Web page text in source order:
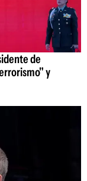
de
y